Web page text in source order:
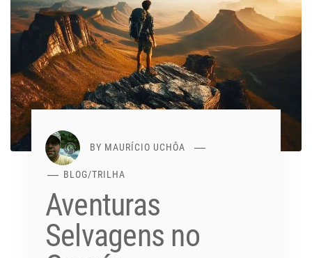
BY MAURÍCIO UCHÔA
BLOG/TRILHA
Aventuras
Selvagens no